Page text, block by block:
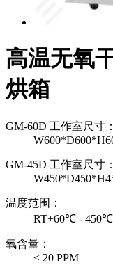
高温无氧
烘箱
GM-60D 工作室尺寸：
GM-45D 工作室尺寸：
温度范围：
RT+60℃ - 450℃
氧含量：
≤ 20 PPM